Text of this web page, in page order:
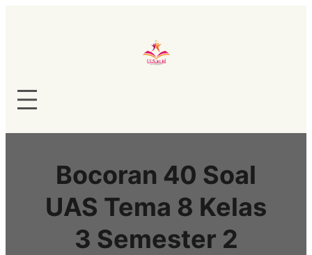
Bocoran 40 Soal
UAS Tema 8 Kelas
3 Semester 2